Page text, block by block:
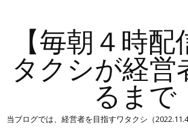
【毎朝４時配
タクシが経営
るまで
当ブログでは、経営者を目指すワタクシ（